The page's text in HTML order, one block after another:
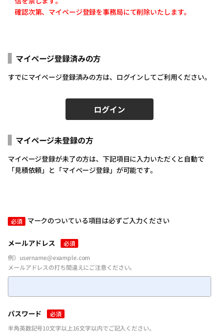
確認次第、マイページ登録を事務局にて削除いたします。
マイページ登録済みの方
すでにマイページ登録済みの方は、ログインしてご利用ください。
ログイン
パスワードを忘れた方
マイページ未登録の方
マイページ登録が未了の方は、下記項目に入力いただくと自動で
「見積依頼」と「マイページ登録」が可能です。
必須 マークのついている項目は必ずご入力ください
メールアドレス
必須
例）username@example.com
メールアドレスの打ち間違えにご注意ください。
パスワード
必須
半角英数記号10文字以上16文字以内でご記入ください。